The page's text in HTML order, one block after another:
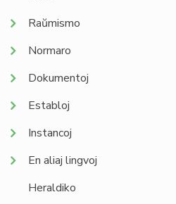
Raŭmismo
Normaro
Dokumentoj
Establoj
Instancoj
En aliaj lingvoj
Heraldiko